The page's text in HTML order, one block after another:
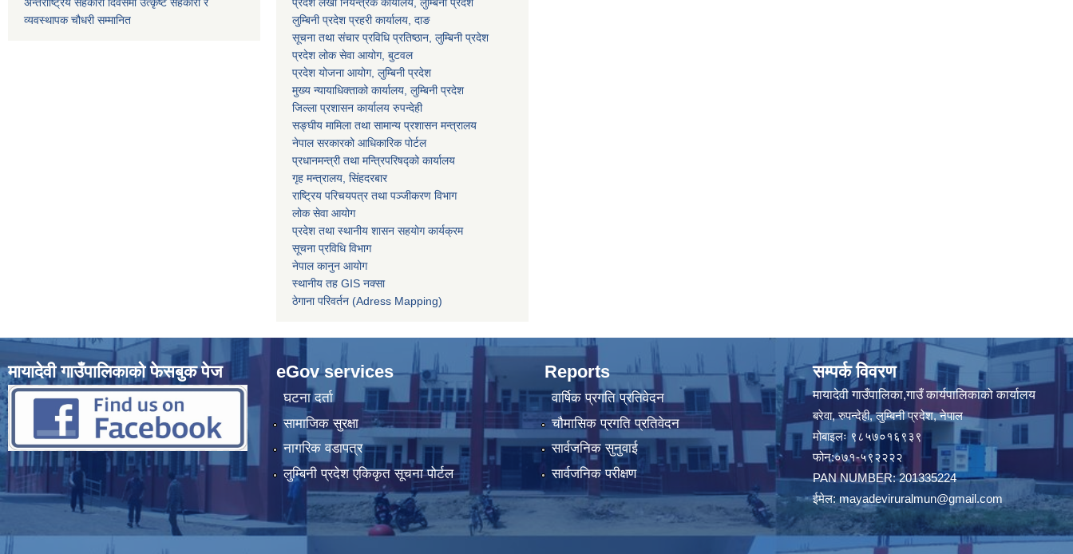
व्यवस्थापक चौधरी सम्मानित
लुम्बिनी प्रदेश प्रहरी कार्यालय, दाङ
सूचना तथा संचार प्रविधि प्रतिष्ठान, लुम्बिनी प्रदेश
प्रदेश लोक सेवा आयोग, बुटवल
प्रदेश योजना आयोग, लुम्बिनी प्रदेश
मुख्य न्यायाधिक्ताको कार्यालय, लुम्बिनी प्रदेश
जिल्ला प्रशासन कार्यालय रुपन्देही
सङ्घीय मामिला तथा सामान्य प्रशासन मन्त्रालय
नेपाल सरकारको आधिकारिक पोर्टल
प्रधानमन्त्री तथा मन्त्रिपरिषद्को कार्यालय
गृह मन्त्रालय, सिंहदरबार
राष्ट्रिय परिचयपत्र तथा पञ्जीकरण विभाग
लोक सेवा आयोग
प्रदेश तथा स्थानीय शासन सहयोग कार्यक्रम
सूचना प्रविधि विभाग
नेपाल कानुन आयोग
स्थानीय तह GIS नक्सा
ठेगाना परिवर्तन (Adress Mapping)
मायादेवी गाउँपालिकाको फेसबुक पेज eGov services
घटना दर्ता
सामाजिक सुरक्षा
नागरिक वडापत्र
लुम्बिनी प्रदेश एकिकृत सूचना पोर्टल
Reports
वार्षिक प्रगति प्रतिवेदन
चौमासिक प्रगति प्रतिवेदन
सार्वजनिक सुनुवाई
सार्वजनिक परीक्षण
सम्पर्क विवरण
मायादेवी गाउँपालिका,गाउँ कार्यपालिकाको कार्यालय
बरेवा, रुपन्देही, लुम्बिनी प्रदेश, नेपाल
मोबाइलः ९८५७०१६९३९
फोन:०७१-५९२२२२
PAN NUMBER: 201335224
ईमेल: mayadeviruralmun@gmail.com